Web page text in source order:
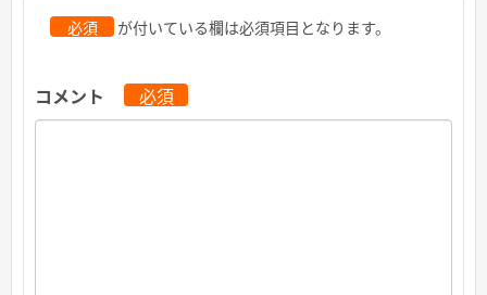
必須 が付いている欄は必須項目となります。
コメント 必須